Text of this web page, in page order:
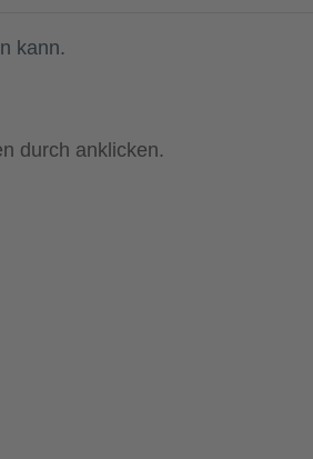
kann.
durch anklicken.